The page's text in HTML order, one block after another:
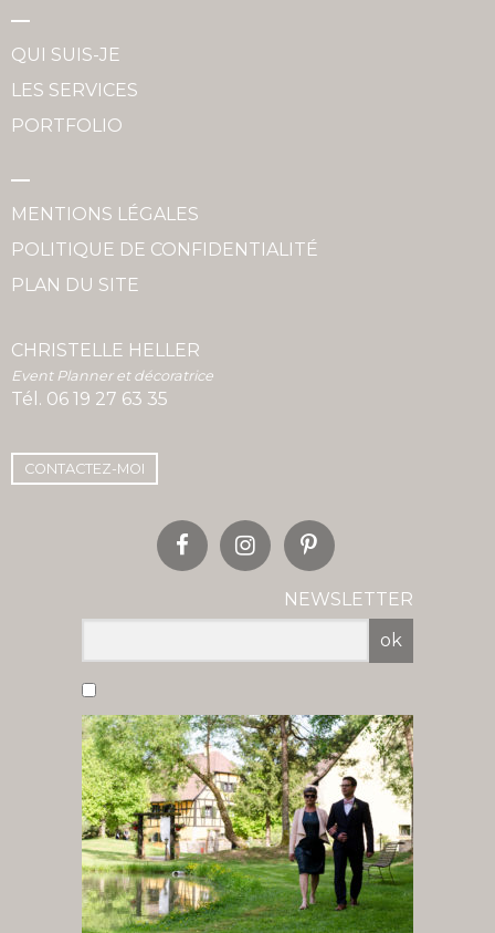
QUI SUIS-JE
LES SERVICES
PORTFOLIO
MENTIONS LÉGALES
POLITIQUE DE CONFIDENTIALITÉ
PLAN DU SITE
CHRISTELLE HELLER
Event Planner et décoratrice
Tél. 06 19 27 63 35
CONTACTEZ-MOI
NEWSLETTER
ok